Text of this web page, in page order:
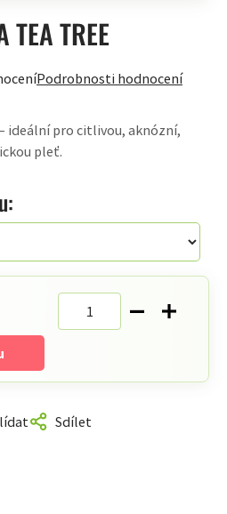
TEA TREE
Podrobnosti hodnocení
ideální pro citlivou, aknózní,
pleť.
Sdílet